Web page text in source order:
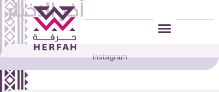
أخر الاخبار
Instagram